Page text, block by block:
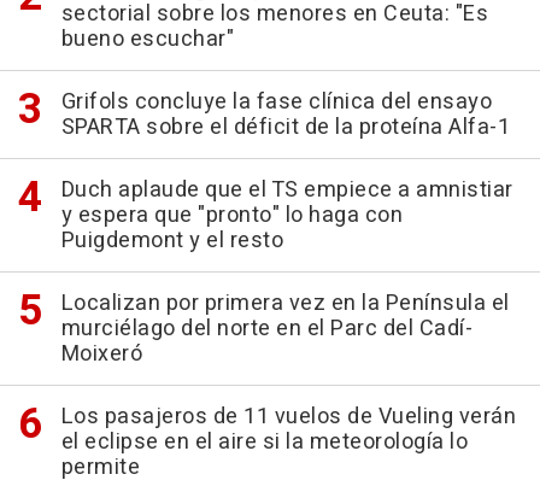
sectorial sobre los menores en Ceuta: "Es
bueno escuchar"
Grifols concluye la fase clínica del ensayo
SPARTA sobre el déficit de la proteína Alfa-1
Duch aplaude que el TS empiece a amnistiar
y espera que "pronto" lo haga con
Puigdemont y el resto
Localizan por primera vez en la Península el
murciélago del norte en el Parc del Cadí-
Moixeró
Los pasajeros de 11 vuelos de Vueling verán
el eclipse en el aire si la meteorología lo
permite